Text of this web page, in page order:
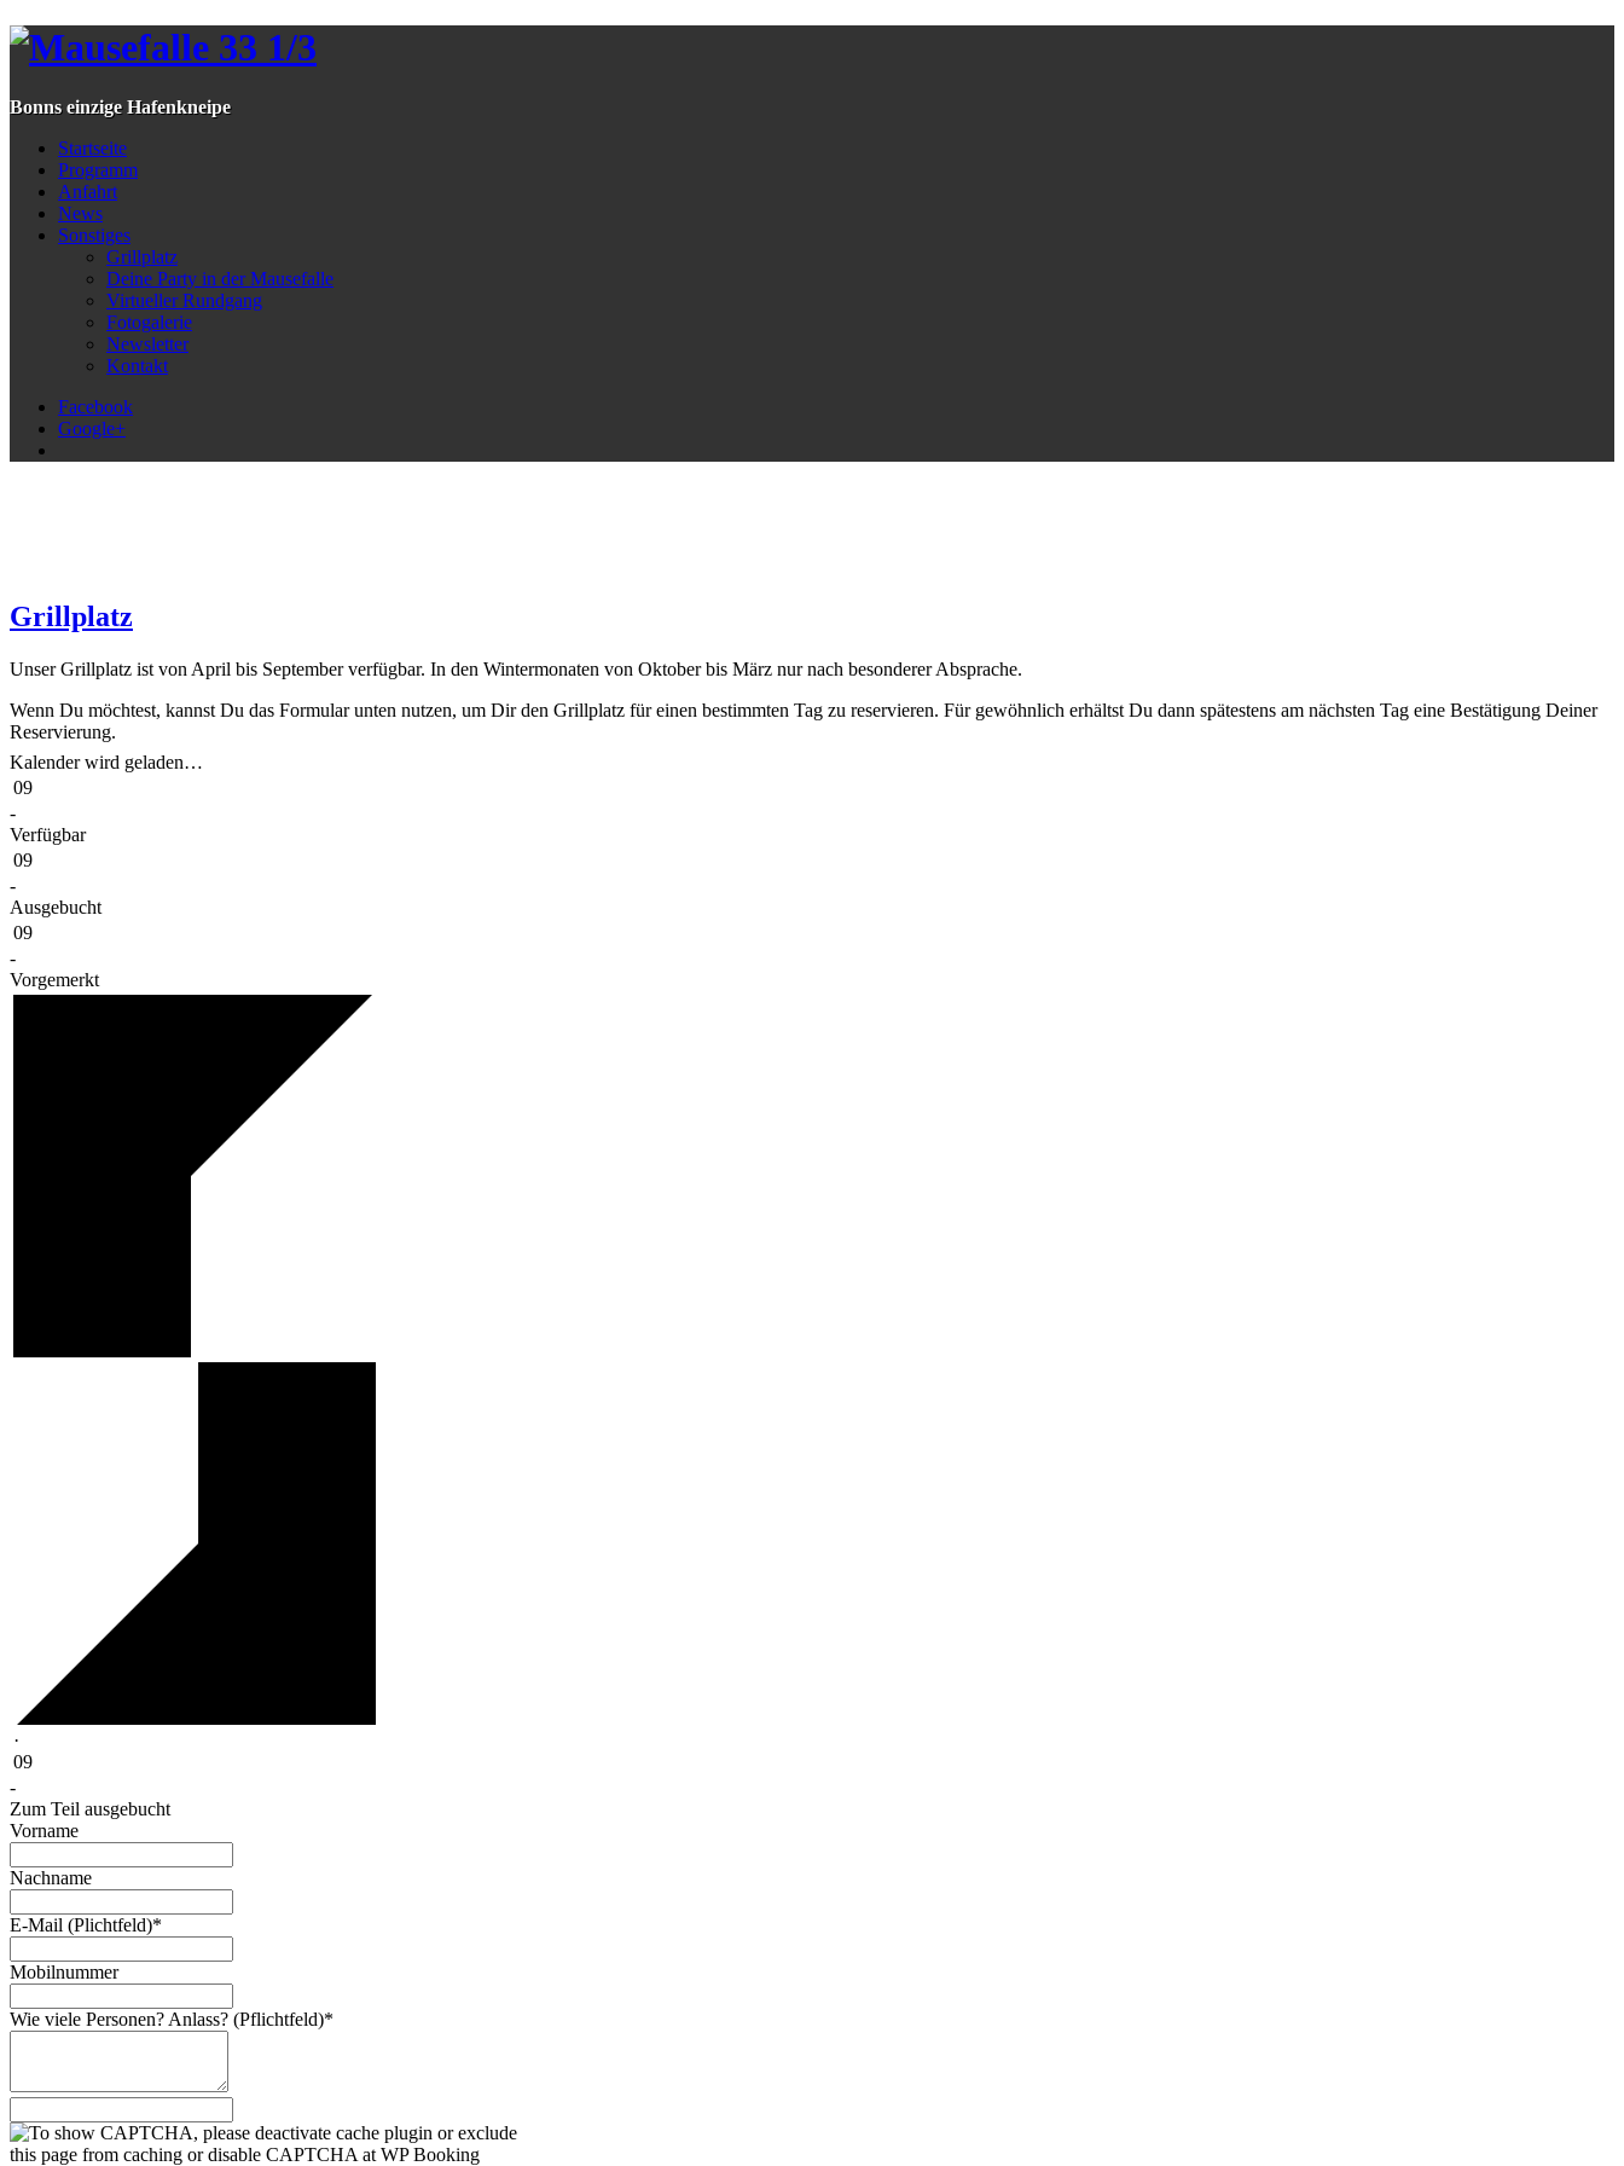
Bonns einzige Hafenkneipe
Startseite
Programm
Anfahrt
News
Sonstiges
Grillplatz
Deine Party in der Mausefalle
Virtueller Rundgang
Fotogalerie
Newsletter
Kontakt
Facebook
Google+
Grillplatz
Unser Grillplatz ist von April bis Sep­tem­ber ver­füg­bar. In den Win­ter­monat­en von Okto­ber bis März nur nach beson­der­er Absprache.
Wenn Du möcht­est, kannst Du das For­mu­lar unten nutzen, um Dir den Grillplatz für einen bes­timmten Tag zu reservieren. Für gewöhn­lich erhältst Du dann spätestens am näch­sten Tag eine Bestä­ti­gung Dein­er
Reservierung.
Kalen­der wird geladen…
09
-
Ver­füg­bar
09
-
Aus­ge­bucht
09
-
Vorge­merkt
·
09
-
Zum Teil ausgebucht
Vor­name
Nach­name
E‑Mail (Plicht­feld)*
Mobil­num­mer
Wie viele Per­so­n­en? Anlass? (Pflicht­feld)*